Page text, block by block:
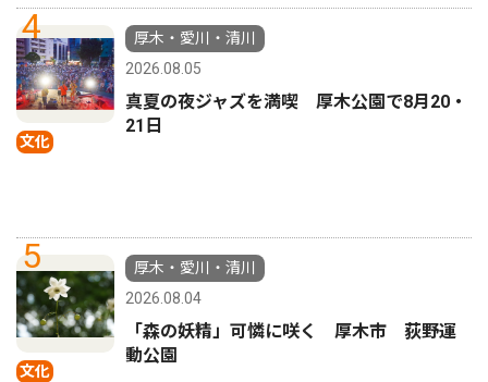
4
文化
厚木・愛川・清川
2026.08.05
真夏の夜ジャズを満喫 厚木公園で8月20・
21日
5
文化
厚木・愛川・清川
2026.08.04
「森の妖精」可憐に咲く 厚木市 荻野運
動公園